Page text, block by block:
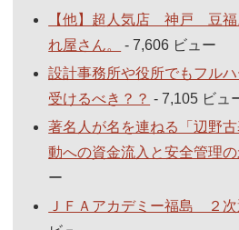
【他】超人気店 神戸 豆福
れ屋さん。
- 7,606 ビュー
設計事務所や役所でもフル
受けるべき？？ - 7,105 ビュ
著名人が名を連ねる「辺野
動への資金流入と安全管理の
ー
ＪＦＡアカデミー福島 ２次